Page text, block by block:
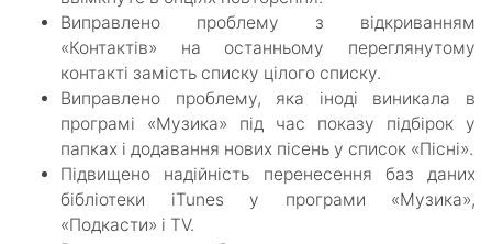
Виправлено проблему з відкриванням
«Контактів» на останньому переглянутому
контакті замість списку цілого списку.
Виправлено проблему, яка іноді виникала в
програмі «Музика» під час показу підбірок у
папках і додавання нових пісень у список «Пісні».
Підвищено надійність перенесення баз даних
бібліотеки iTunes у програми «Музика»,
«Подкасти» і TV.